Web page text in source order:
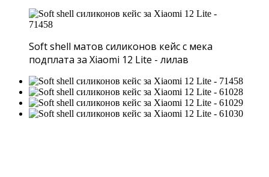
Soft shell матов силиконов кейс с мека
подплата за Xiaomi 12 Lite - лилав